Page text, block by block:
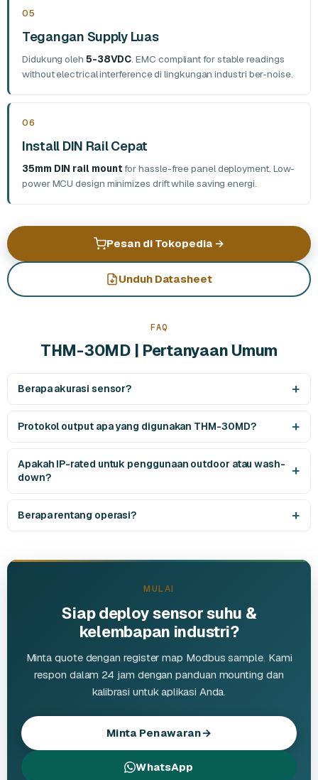
05
Tegangan Supply Luas
Didukung oleh 5-38VDC. EMC compliant for stable readings
without electrical interference di lingkungan industri ber-noise.
06
Install DIN Rail Cepat
35mm DIN rail mountfor hassle-free panel deployment. Low-
power MCU design minimizes drift while saving energi.
Pesan di Tokopedia →
Unduh Datasheet
FAQ
THM-30MD | Pertanyaan Umum
Berapa akurasi sensor?
Protokol output apa yang digunakan THM-30MD?
Apakah IP-rated untuk penggunaan outdoor atau wash-
down?
Berapa rentang operasi?
MULAI
Siap deploy sensor suhu &
kelembapan industri?
Minta quote dengan register map Modbus sample. Kami
respon dalam 24 jam dengan panduan mounting dan
kalibrasi untuk aplikasi Anda.
Minta Penawaran→
WhatsApp